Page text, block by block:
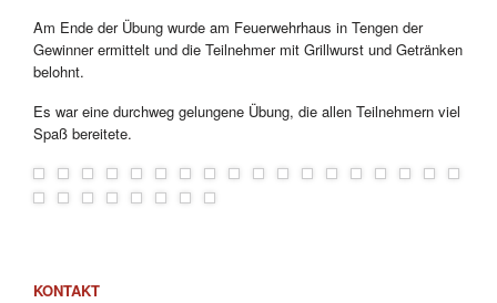
Am Ende der Übung wurde am Feuerwehrhaus in Tengen der
Gewinner ermittelt und die Teilnehmer mit Grillwurst und Getränken
belohnt.
Es war eine durchweg gelungene Übung, die allen Teilnehmern viel
Spaß bereitete.
KONTAKT